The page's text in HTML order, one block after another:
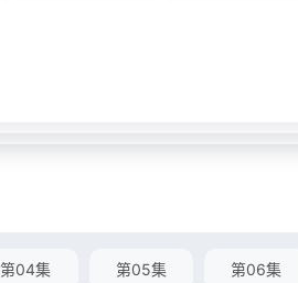
第04集 第05集 第06集